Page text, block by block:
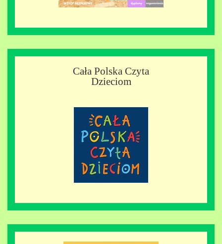
Cała Polska Czyta
Dzieciom